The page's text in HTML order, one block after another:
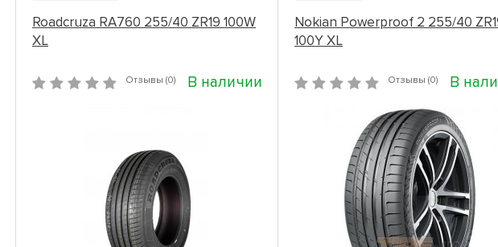
Roadcruza RA760 255/40 ZR19 100W
XL
Отзывы (0) В наличии
Nokian Powerproof 2 255/40
100Y XL
Отзывы (0) В